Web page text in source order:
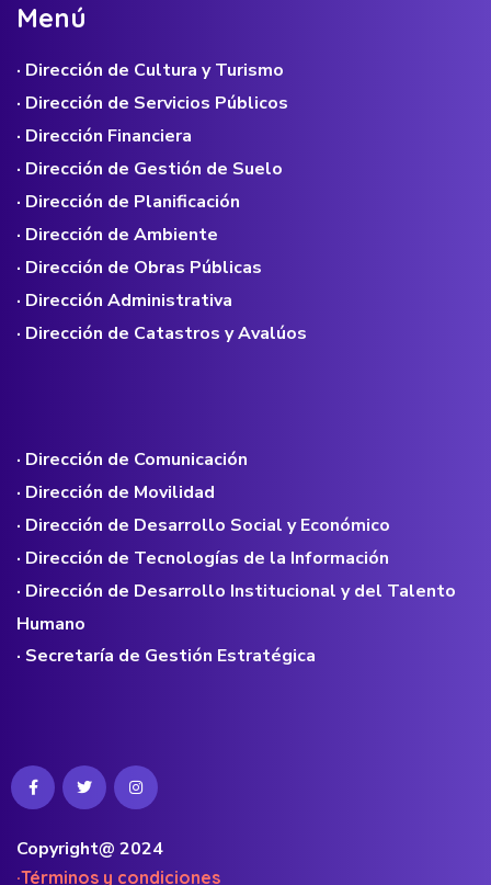
Menú
· Dirección de Cultura y Turismo
· Dirección de Servicios Públicos
· Dirección Financiera
· Dirección de Gestión de Suelo
· Dirección de Planificación
· Dirección de Ambiente
· Dirección de Obras Públicas
· Dirección Administrativa
· Dirección de Catastros y Avalúos
· Dirección de Comunicación
· Dirección de Movilidad
· Dirección de Desarrollo Social y Económico
· Dirección de Tecnologías de la Información
· Dirección de Desarrollo Institucional y del Talento
Humano
· Secretaría de Gestión Estratégica
Copyright@ 2024
·Términos y condiciones